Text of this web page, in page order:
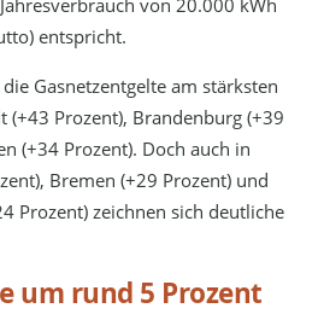
von 20.000 kWh
entspricht.
Gasnetzentgelte am stärksten
(+43 Prozent), Brandenburg (+39
(+34 Prozent). Doch auch in
Bremen (+29 Prozent) und
Prozent) zeichnen sich deutliche
um rund 5 Prozent